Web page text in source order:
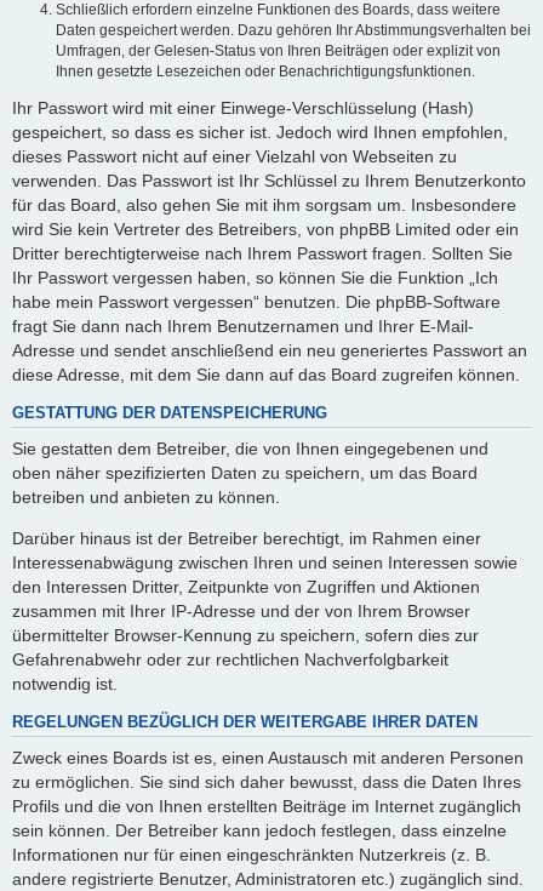
Schließlich erfordern einzelne Funktionen des Boards, dass weitere
Daten gespeichert werden. Dazu gehören Ihr Abstimmungsverhalten bei
Umfragen, der Gelesen-Status von Ihren Beiträgen oder explizit von
Ihnen gesetzte Lesezeichen oder Benachrichtigungsfunktionen.
Ihr Passwort wird mit einer Einwege-Verschlüsselung (Hash)
gespeichert, so dass es sicher ist. Jedoch wird Ihnen empfohlen,
dieses Passwort nicht auf einer Vielzahl von Webseiten zu
verwenden. Das Passwort ist Ihr Schlüssel zu Ihrem Benutzerkonto
für das Board, also gehen Sie mit ihm sorgsam um. Insbesondere
wird Sie kein Vertreter des Betreibers, von phpBB Limited oder ein
Dritter berechtigterweise nach Ihrem Passwort fragen. Sollten Sie
Ihr Passwort vergessen haben, so können Sie die Funktion „Ich
habe mein Passwort vergessen“ benutzen. Die phpBB-Software
fragt Sie dann nach Ihrem Benutzernamen und Ihrer E-Mail-
Adresse und sendet anschließend ein neu generiertes Passwort an
diese Adresse, mit dem Sie dann auf das Board zugreifen können.
GESTATTUNG DER DATENSPEICHERUNG
Sie gestatten dem Betreiber, die von Ihnen eingegebenen und
oben näher spezifizierten Daten zu speichern, um das Board
betreiben und anbieten zu können.
Darüber hinaus ist der Betreiber berechtigt, im Rahmen einer
Interessenabwägung zwischen Ihren und seinen Interessen sowie
den Interessen Dritter, Zeitpunkte von Zugriffen und Aktionen
zusammen mit Ihrer IP-Adresse und der von Ihrem Browser
übermittelter Browser-Kennung zu speichern, sofern dies zur
Gefahrenabwehr oder zur rechtlichen Nachverfolgbarkeit
notwendig ist.
REGELUNGEN BEZÜGLICH DER WEITERGABE IHRER DATEN
Zweck eines Boards ist es, einen Austausch mit anderen Personen
zu ermöglichen. Sie sind sich daher bewusst, dass die Daten Ihres
Profils und die von Ihnen erstellten Beiträge im Internet zugänglich
sein können. Der Betreiber kann jedoch festlegen, dass einzelne
Informationen nur für einen eingeschränkten Nutzerkreis (z. B.
andere registrierte Benutzer, Administratoren etc.) zugänglich sind.